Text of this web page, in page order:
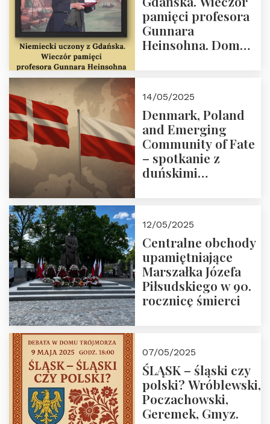
18:00.
pamięci profesora
Gunnara
Heinsohna. Dom
14/05/2025
Denmark, Poland
and Emerging
Community of Fate
– spotkanie z
duńskimi
12/05/2025
Centralne obchody
upamiętniające
Marszałka Józefa
Piłsudskiego w 90.
rocznicę śmierci
07/05/2025
ŚLĄSK – śląski czy
polski? Wróblewski,
Poczachowski,
Geremek, Gmyz.